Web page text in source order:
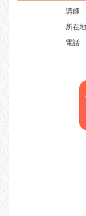
講師
所在地
電話